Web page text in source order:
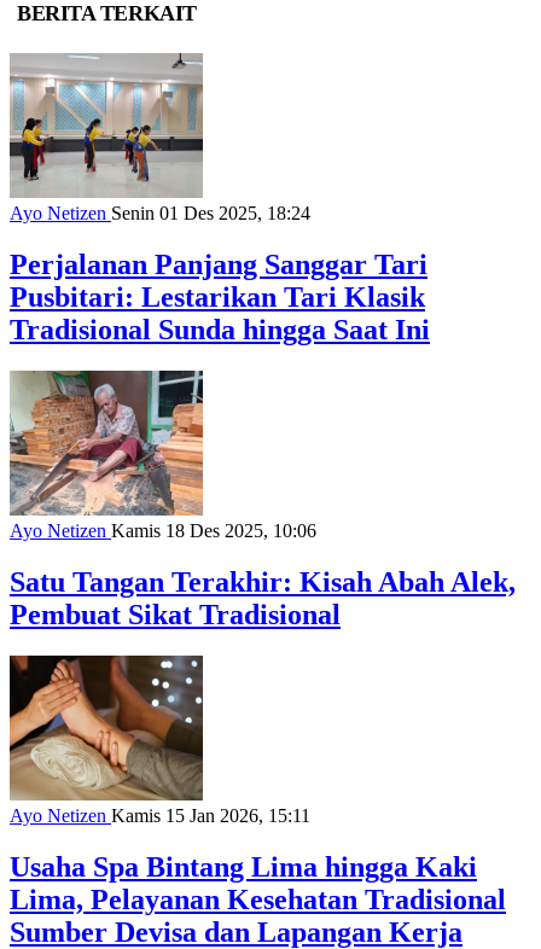
BERITA TERKAIT
Ayo Netizen Senin 01 Des 2025, 18:24
Perjalanan Panjang Sanggar Tari
Pusbitari: Lestarikan Tari Klasik
Tradisional Sunda hingga Saat Ini
Ayo Netizen Kamis 18 Des 2025, 10:06
Satu Tangan Terakhir: Kisah Abah Alek,
Pembuat Sikat Tradisional
Ayo Netizen Kamis 15 Jan 2026, 15:11
Usaha Spa Bintang Lima hingga Kaki
Lima, Pelayanan Kesehatan Tradisional
Sumber Devisa dan Lapangan Kerja